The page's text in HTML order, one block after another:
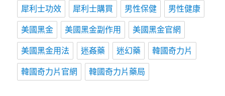
犀利士功效 犀利士購買 男性保健 男性健康
美國黑金 美國黑金副作用 美國黑金官網
美國黑金用法 迷姦藥 迷幻藥 韓國奇力片
韓國奇力片官網 韓國奇力片藥局